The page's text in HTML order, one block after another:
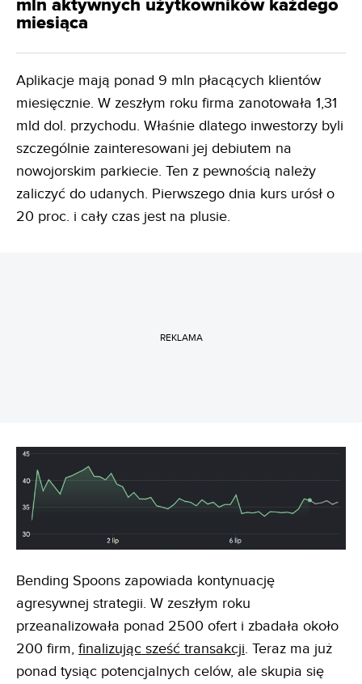
mln aktywnych użytkowników każdego
miesiąca
Aplikacje mają ponad 9 mln płacących klientów
miesięcznie. W zeszłym roku firma zanotowała 1,31
mld dol. przychodu. Właśnie dlatego inwestorzy byli
szczególnie zainteresowani jej debiutem na
nowojorskim parkiecie. Ten z pewnością należy
zaliczyć do udanych. Pierwszego dnia kurs urósł o
20 proc. i cały czas jest na plusie.
REKLAMA
Bending Spoons zapowiada kontynuację
agresywnej strategii. W zeszłym roku
przeanalizowała ponad 2500 ofert i zbadała około
200 firm, finalizując sześć transakcji. Teraz ma już
ponad tysiąc potencjalnych celów, ale skupia się